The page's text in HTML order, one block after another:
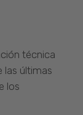
técnica
las últimas
los